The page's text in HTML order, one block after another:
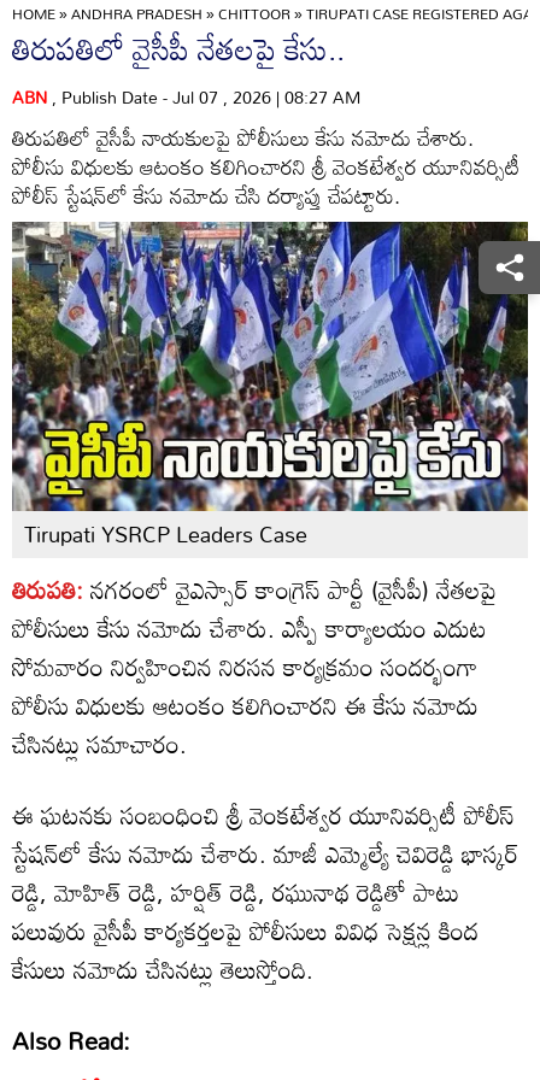
HOME»ANDHRA PRADESH»CHITTOOR»TIRUPATI CASE REGISTERED
తిరుపతిలో వైసీపీ నేతలపై కేసు..
ABN, Publish Date - Jul 07 , 2026 | 08:27 AM
తిరుపతిలో వైసీపీ నాయకులపై పోలీసులు కేసు నమోదు చేశారు.
పోలీసు విధులకు ఆటంకం కలిగించారని శ్రీ వెంకటేశ్వర యూనివర్సిటీ
పోలీస్ స్టేషన్‌లో కేసు నమోదు చేసి దర్యాప్తు చేపట్టారు.
Tirupati YSRCP Leaders Case
తిరుపతి:నగరంలో వైఎస్సార్ కాంగ్రెస్ పార్టీ (వైసీపీ) నేతలపై
పోలీసులు కేసు నమోదు చేశారు. ఎస్పీ కార్యాలయం ఎదుట
సోమవారం నిర్వహించిన నిరసన కార్యక్రమం సందర్భంగా
పోలీసు విధులకు ఆటంకం కలిగించారని ఈ కేసు నమోదు
చేసినట్లు సమాచారం.
ఈ ఘటనకు సంబంధించి శ్రీ వెంకటేశ్వర యూనివర్సిటీ పోలీస్
స్టేషన్‌లో కేసు నమోదు చేశారు. మాజీ ఎమ్మెల్యే చెవిరెడ్డి భాస్కర్
రెడ్డి, మోహిత్ రెడ్డి, హర్షిత్ రెడ్డి, రఘునాథ రెడ్డితో పాటు
పలువురు వైసీపీ కార్యకర్తలపై పోలీసులు వివిధ సెక్షన్ల కింద
కేసులు నమోదు చేసినట్లు తెలుస్తోంది.
Also Read: